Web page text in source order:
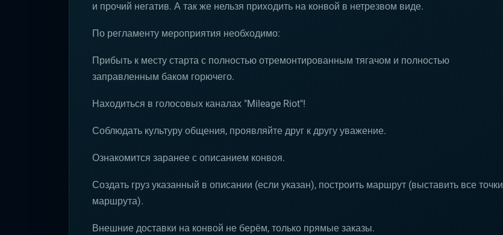
и прочий негатив. А так же нельзя приходить на конвой в нетрезвом виде.
По регламенту мероприятия необходимо:
Прибыть к месту старта с полностью отремонтированным тягачом и полностью
заправленным баком горючего.
Находиться в голосовых каналах "Mileage Riot"!
Соблюдать культуру общения, проявляйте друг к другу уважение.
Ознакомится заранее с описанием конвоя.
Создать груз указанный в описании (если указан), построить маршрут (выставить все точки
маршрута).
Внешние доставки на конвой не берём, только прямые заказы.